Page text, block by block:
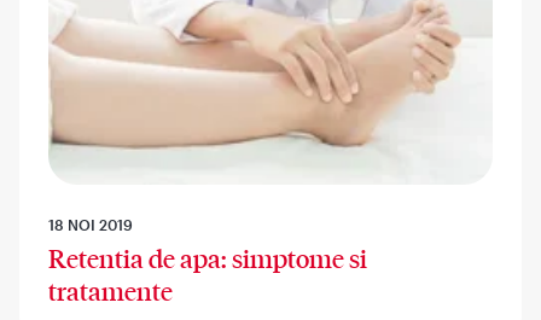
18 NOI 2019
Retentia de apa: simptome si
tratamente